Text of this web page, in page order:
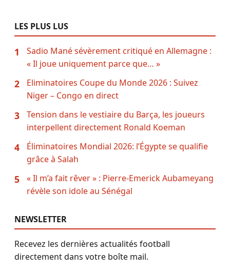
LES PLUS LUS
1
Sadio Mané sévèrement critiqué en Allemagne :
« Il joue uniquement parce que… »
2
Eliminatoires Coupe du Monde 2026 : Suivez
Niger – Congo en direct
3
Tension dans le vestiaire du Barça, les joueurs
interpellent directement Ronald Koeman
4
Éliminatoires Mondial 2026: l’Égypte se qualifie
grâce à Salah
5
« Il m’a fait rêver » : Pierre-Emerick Aubameyang
révèle son idole au Sénégal
NEWSLETTER
Recevez les dernières actualités football
directement dans votre boîte mail.